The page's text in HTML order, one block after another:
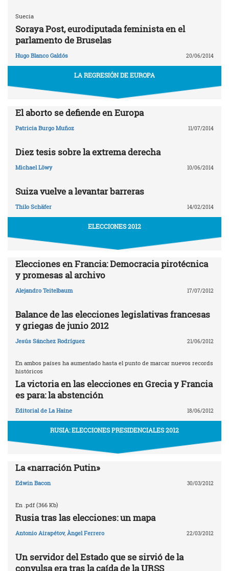
Suecia
Soraya Post, eurodiputada feminista en el
parlamento de Bruselas
Hugo Blanco Galdós 20/06/2014
LA REGRESIÓN DE EUROPA
El aborto se defiende en Europa
Patricia Burgo Muñoz 11/07/2014
Diez tesis sobre la extrema derecha
Michael Löwy 10/06/2014
Suiza vuelve a levantar barreras
Thilo Schäfer 14/02/2014
ELECCIONES 2012
Elecciones en Francia: Democracia pirotécnica
y promesas al archivo
Alejandro Teitelbaum 17/07/2012
Balance de las elecciones legislativas francesas
y griegas de junio 2012
Jesús Sánchez Rodríguez 21/06/2012
En ambos países ha aumentado hasta el punto de marcar nuevos records
históricos
La victoria en las elecciones en Grecia y Francia
es para: la abstención
Editorial de La Haine 18/06/2012
RUSIA: ELECCIONES PRESIDENCIALES 2012
La «narración Putin»
Edwin Bacon 30/03/2012
En .pdf (366 Kb)
Rusia tras las elecciones: un mapa
Antonio Airapétov, Àngel Ferrero 22/03/2012
Un servidor del Estado que se sirvió de la
convulsa era tras la caída de la URSS